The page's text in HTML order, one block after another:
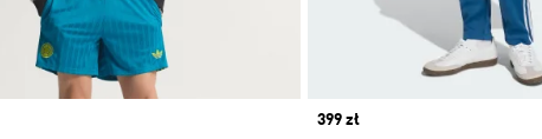
Price
399 zł